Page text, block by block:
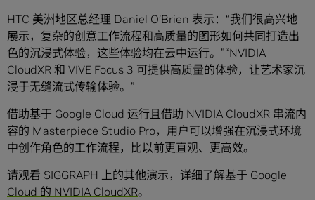
HTC 美洲地区总经理 Daniel O’Brien 表示：“我们很高兴地
展示，复杂的创意工作流程和高质量的图形如何共同打造出
色的沉浸式体验，这些体验均在云中运行。”“NVIDIA
CloudXR 和 VIVE Focus 3 可提供高质量的体验，让艺术家沉
浸于无缝流式传输体验。”
借助基于 Google Cloud 运行且借助 NVIDIA CloudXR 串流内
容的 Masterpiece Studio Pro，用户可以增强在沉浸式环境
中创作角色的工作流程，比以前更直观、更高效。
请观看 SIGGRAPH 上的其他演示，详细了解基于 Google
Cloud 的 NVIDIA CloudXR。